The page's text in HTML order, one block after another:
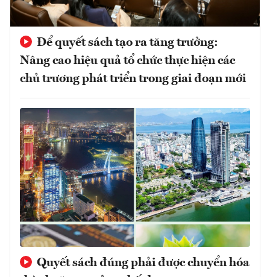
Để quyết sách tạo ra tăng trưởng:
Nâng cao hiệu quả tổ chức thực hiện các
chủ trương phát triển trong giai đoạn mới
Quyết sách đúng phải được chuyển hóa